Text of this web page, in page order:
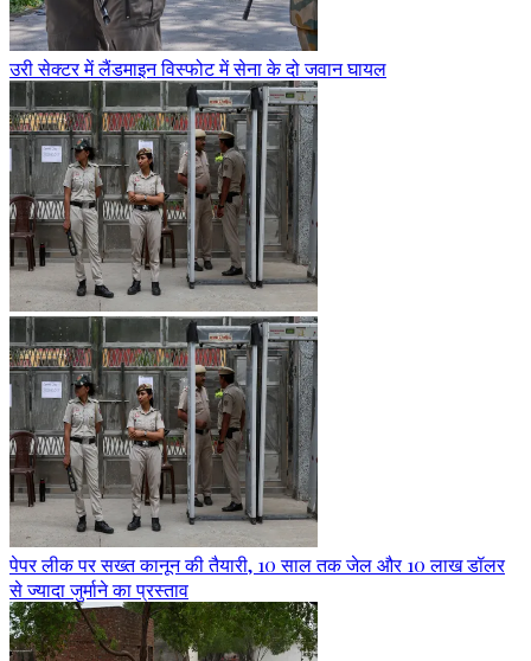
उरी सेक्टर में लैंडमाइन विस्फोट में सेना के दो जवान घायल
पेपर लीक पर सख्त कानून की तैयारी, 10 साल तक जेल और 10 लाख डॉलर
से ज्यादा जुर्माने का प्रस्ताव